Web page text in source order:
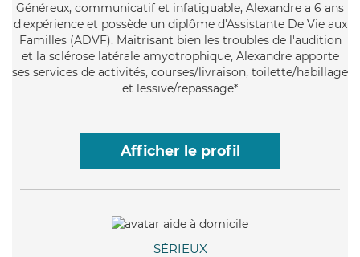
Généreux, communicatif et infatiguable, Alexandre a 6 ans
d'expérience et possède un diplôme d'Assistante De Vie aux
Familles (ADVF). Maitrisant bien les troubles de l'audition
et la sclérose latérale amyotrophique, Alexandre apporte
ses services de activités, courses/livraison, toilette/habillage
et lessive/repassage*
Afficher le profil
SÉRIEUX